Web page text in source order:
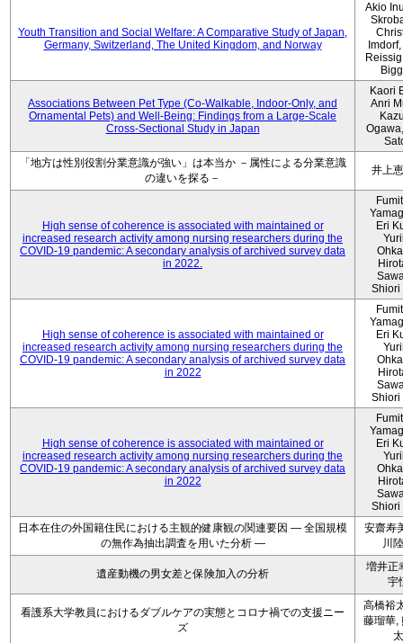
Youth Transition and Social Welfare: A Comparative Study of Japan,
Germany, Switzerland, The United Kingdom, and Norway
Akio
Associations Between Pet Type (Co-Walkable, Indoor-Only, and
Ornamental Pets) and Well-Being: Findings from a Large-Scale
Cross-Sectional Study in Japan
Kaori
Anri
「地方は性別役割分業意識が強い」は本当か －属性による分業意識
の違いを探る－
井上
High sense of coherence is associated with maintained or
increased research activity among nursing researchers during the
COVID-19 pandemic: A secondary analysis of archived survey data
in 2022.
Eri
Shiori
High sense of coherence is associated with maintained or
increased research activity among nursing researchers during the
COVID-19 pandemic: A secondary analysis of archived survey data
in 2022
Eri
Shiori
High sense of coherence is associated with maintained or
increased research activity among nursing researchers during the
COVID-19 pandemic: A secondary analysis of archived survey data
in 2022
Eri
Shiori
日本在住の外国籍住民における主観的健康観の関連要因 ― 全国規模
の無作為抽出調査を用いた分析 ―
安齋寿
川
遺産動機の男女差と保険加入の分析
増井正
宇
看護系大学教員におけるダブルケアの実態とコロナ禍での支援ニー
ズ
高橋裕
藤瑠華,
太